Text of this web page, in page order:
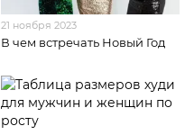
21 ноября 2023
В чем встречать Новый Год